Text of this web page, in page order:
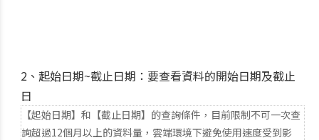
2、起始日期~截止日期：要查看資料的開始日期及截止
日
【起始日期】和【截止日期】的查詢條件，目前限制不可一次查
詢超過12個月以上的資料量，雲端環境下避免使用速度受到影